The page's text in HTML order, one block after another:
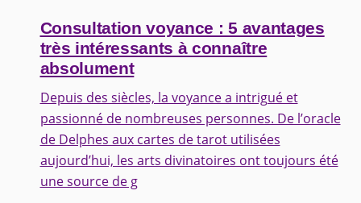
Consultation voyance : 5 avantages
très intéressants à connaître
absolument
Depuis des siècles, la voyance a intrigué et
passionné de nombreuses personnes. De l’oracle
de Delphes aux cartes de tarot utilisées
aujourd’hui, les arts divinatoires ont toujours été
une source de g